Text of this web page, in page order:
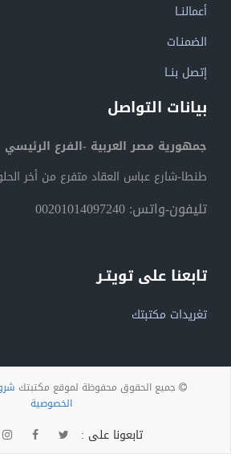
أعمالنــا
الضمنـات
إتصل بنــا
بيانات التواصل
جمهورية مصر العربية -الفرع الرئيسي
طنطا-شارع عباس العقاد متفرع من أخر
تليفون-واتس: 00201014097240
تابعنا على تويتـر
تغريدات مكتبتك
جميع الحقوق محفوظة لموقع مكتبتك
الخصوصية
تابعونا على :